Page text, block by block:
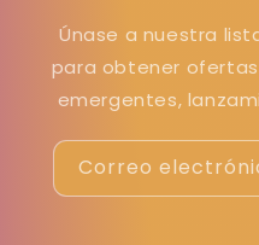
Únase a nuestra
para obtener
emergentes,
Correo